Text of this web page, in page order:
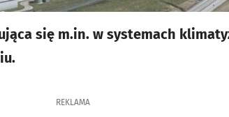
się m.in. w systemach
REKLAMA